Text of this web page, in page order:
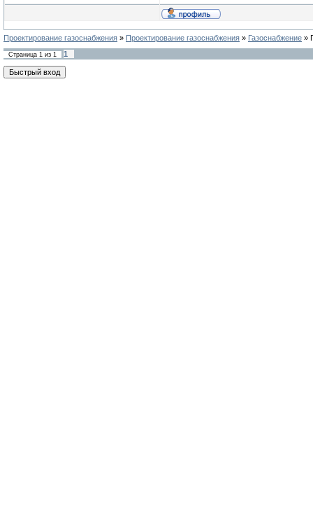
Проектирование газоснабжения » Проектирование газоснабжения » Газоснабжение »
Страница 1 из 1 1